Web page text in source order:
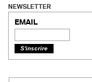
NEWSLETTER
EMAIL